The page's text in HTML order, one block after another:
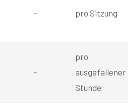
– pro Sitzung
–
pro
ausgefallener
Stunde